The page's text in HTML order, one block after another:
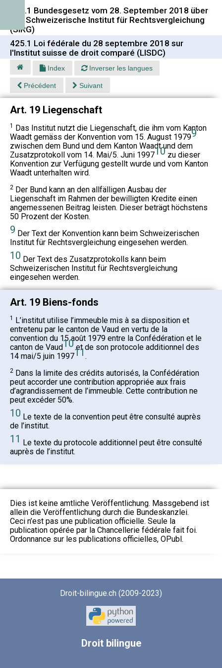
425.1 Bundesgesetz vom 28. September 2018 über
das Schweizerische Institut für Rechtsvergleichung
(SIRG)
425.1 Loi fédérale du 28 septembre 2018 sur
l'Institut suisse de droit comparé (LISDC)
Index Inverser les langues
Précédent Suivant
Art. 19 Liegenschaft
1 Das Institut nutzt die Liegenschaft, die ihm vom Kanton
Waadt gemäss der Konvention vom 15. August 19799
zwischen dem Bund und dem Kanton Waadt und dem
Zusatzprotokoll vom 14. Mai/5. Juni 199710 zu dieser
Konvention zur Verfügung gestellt wurde und vom Kanton
Waadt unterhalten wird.
2 Der Bund kann an den allfälligen Ausbau der
Liegenschaft im Rahmen der bewilligten Kredite einen
angemessenen Beitrag leisten. Dieser beträgt höchstens
50 Prozent der Kosten.
9 Der Text der Konvention kann beim Schweizerischen
Institut für Rechtsvergleichung eingesehen werden.
10 Der Text des Zusatzprotokolls kann beim
Schweizerischen Institut für Rechtsvergleichung
eingesehen werden.
Art. 19 Biens-fonds
1 L’institut utilise l’immeuble mis à sa disposition et
entretenu par le canton de Vaud en vertu de la
convention du 15 août 1979 entre la Confédération et le
canton de Vaud10et de son protocole additionnel des
14 mai/5 juin 199711.
2 Dans la limite des crédits autorisés, la Confédération
peut accorder une contribution appropriée aux frais
d’agrandissement de l’immeuble. Cette contribution ne
peut excéder 50%.
10 Le texte de la convention peut être consulté auprès
de l’institut.
11 Le texte du protocole additionnel peut être consulté
auprès de l’institut.
Dies ist keine amtliche Veröffentlichung. Massgebend ist
allein die Veröffentlichung durch die Bundeskanzlei.
Ceci n’est pas une publication officielle. Seule la
publication opérée par la Chancellerie fédérale fait foi.
Ordonnance sur les publications officielles, OPubl.
Droit-bilingue.ch (2009-2023)
Droitbilingue